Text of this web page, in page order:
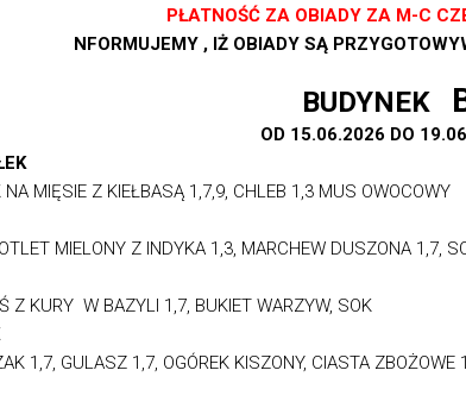
PŁATNOŚĆ ZA OBIADY ZA M-C
NFORMUJEMY , IŻ OBIADY SĄ
BUDYNEK
OD 15.06.2026 DO
NA MIĘSIE Z KIEŁBASĄ 1,7,9, CHLEB 1,3 MUS OWOCOWY
MIELONY Z INDYKA 1,3, MARCHEW DUSZONA 1,7,
Z KURY W BAZYLI 1,7, BUKIET WARZYW, SOK
1,7, GULASZ 1,7, OGÓREK KISZONY, CIASTA ZBOŻOWE